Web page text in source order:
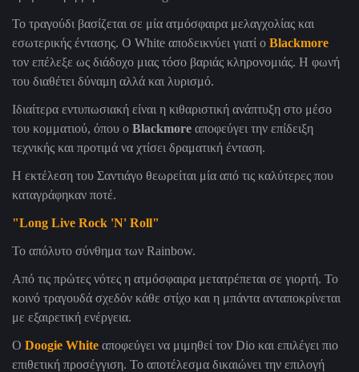
Το τραγούδι βασίζεται σε μία ατμόσφαιρα μελαγχολίας και
εσωτερικής έντασης. Ο White αποδεικνύει γιατί ο Blackmore
τον επέλεξε ως διάδοχο μιας τόσο βαριάς κληρονομιάς. Η φωνή
του διαθέτει δύναμη αλλά και λυρισμό.
Ιδιαίτερα εντυπωσιακή είναι η κιθαριστική ανάπτυξη στο μέσο
του κομματιού, όπου ο Blackmore αποφεύγει την επίδειξη
τεχνικής και προτιμά να χτίσει δραματική ένταση.
Η εκτέλεση του Σαντιάγο θεωρείται μία από τις καλύτερες που
καταγράφηκαν ποτέ.
"Long Live Rock 'N' Roll"
Το απόλυτο σύνθημα των Rainbow.
Από τις πρώτες νότες η ατμόσφαιρα μετατρέπεται σε γιορτή. Το
κοινό τραγουδά σχεδόν κάθε στίχο και η μπάντα ανταποκρίνεται
με εξαιρετική ενέργεια.
Ο Doogie White αποφεύγει να μιμηθεί τον Dio και επιλέγει πιο
επιθετική προσέγγιση. Το αποτέλεσμα δικαιώνει την επιλογή